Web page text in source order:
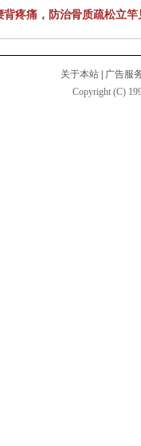
疼痛，防治骨质疏松立竿
关于本站
广告服
Copyright (C)